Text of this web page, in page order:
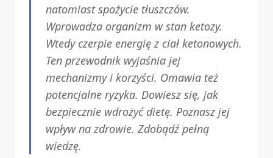
natomiast spożycie tłuszczów.
Wprowadza organizm w stan ketozy.
Wtedy czerpie energię z ciał ketonowych.
Ten przewodnik wyjaśnia jej
mechanizmy i korzyści. Omawia też
potencjalne ryzyka. Dowiesz się, jak
bezpiecznie wdrożyć dietę. Poznasz jej
wpływ na zdrowie. Zdobądź pełną
wiedzę.